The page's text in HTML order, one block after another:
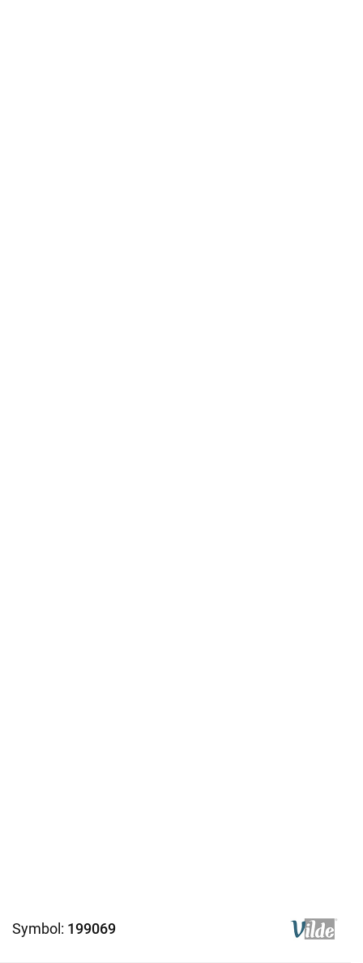
Symbol: 199069